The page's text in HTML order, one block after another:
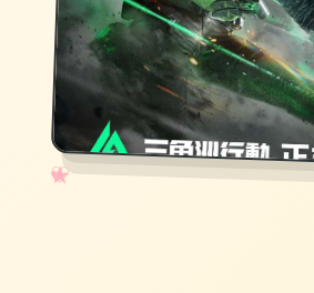
✧
♡
★
♥